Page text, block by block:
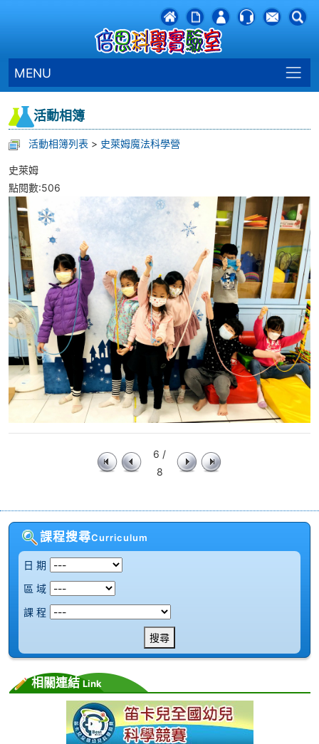
MENU
活動相簿
活動相簿列表 > 史萊姆魔法科學營
史萊姆
點閱數:506
6 /
8
課程搜尋Curriculum
日 期
區 域
課 程
搜尋
相關連結Link